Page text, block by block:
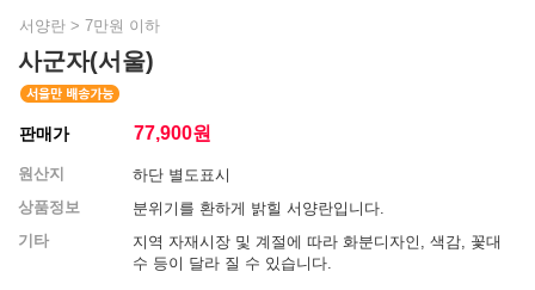
서양란 > 7만원 이하
사군자(서울)
판매가 77,900원
원산지
하단 별도표시
상품정보
분위기를 환하게 밝힐 서양란입니다.
기타
지역 자재시장 및 계절에 따라 화분디자인, 색감, 꽃대
수 등이 달라 질 수 있습니다.